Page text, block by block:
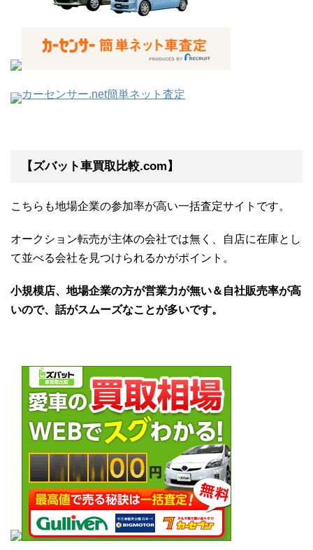
カーセンサー.net簡単ネット査定
【ズバット車買取比較.com】
こちらも地場企業の参加率が高い一括査定サイトです。
オークション転売が主体の会社では無く、自店に在庫とし
て並べる会社を見つけられるかがポイント。
小規模店、地場企業の方が営業力が無い＆自社販売率が高
いので、話がスムーズなことが多いです。